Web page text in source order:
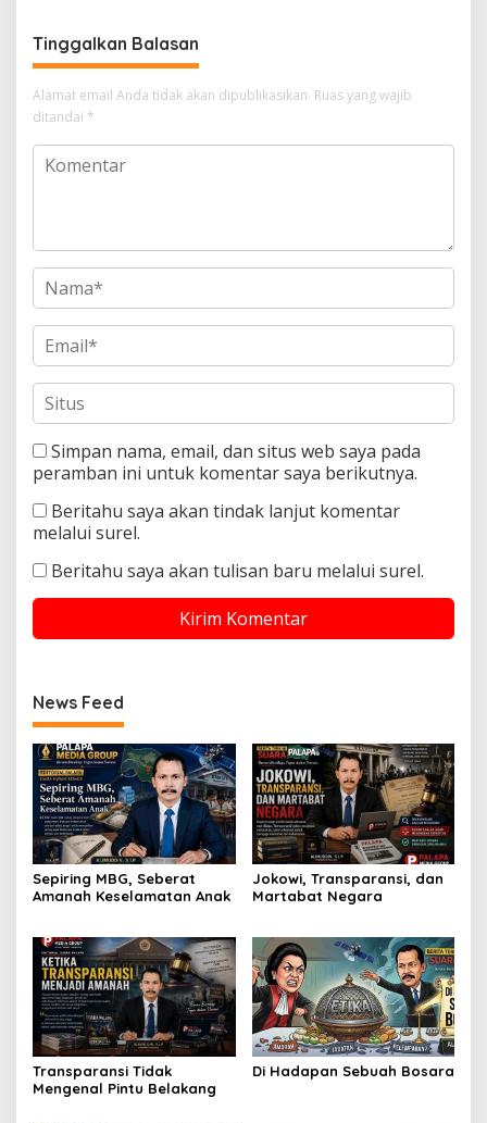
Tinggalkan Balasan
Alamat email Anda tidak akan dipublikasikan. Ruas yang wajib
ditandai *
Simpan nama, email, dan situs web saya pada
peramban ini untuk komentar saya berikutnya.
Beritahu saya akan tindak lanjut komentar
melalui surel.
Beritahu saya akan tulisan baru melalui surel.
News Feed
Sepiring MBG, Seberat
Amanah Keselamatan Anak
Jokowi, Transparansi, dan
Martabat Negara
Transparansi Tidak
Mengenal Pintu Belakang
Di Hadapan Sebuah Bosara